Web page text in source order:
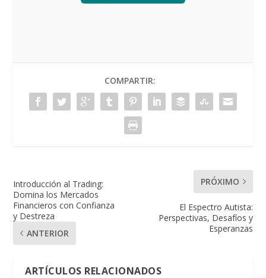
COMPARTIR:
Introducción al Trading:
Domina los Mercados
Financieros con Confianza
y Destreza
ANTERIOR
PRÓXIMO
El Espectro Autista:
Perspectivas, Desafíos y
Esperanzas
ARTÍCULOS RELACIONADOS